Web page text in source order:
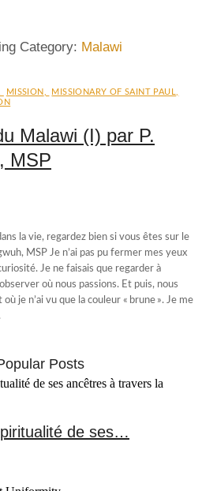
Category: Malawi
MISSION MISSIONARY OF SAINT PAUL
Malawi (I) par P.
MSP
la vie, regardez bien si vous êtes sur le
MSP Je n’ai pas pu fermer mes yeux
Je ne faisais que regarder à
où nous passions. Et puis, nous
je n’ai vu que la couleur « brune ». Je me
Posts
de ses…